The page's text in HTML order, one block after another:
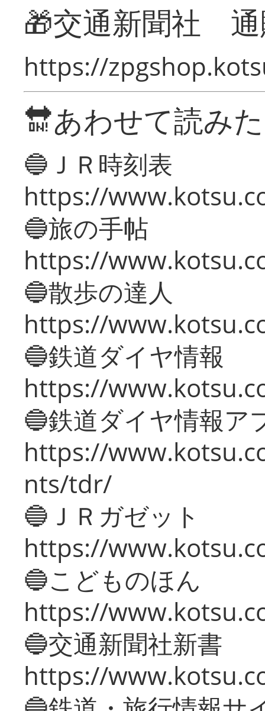
🎁交通新聞社
https://
🔛あわせて読み
🔵ＪＲ時刻表
https://
🔵旅の手帖
https://
🔵散歩の達人
https://
🔵鉄道ダイヤ情報
https://
🔵鉄道ダイヤ情報ア
https://
nts/tdr/
🔵ＪＲガゼット
https://
🔵こどものほん
https://
🔵交通新聞社新書
https://